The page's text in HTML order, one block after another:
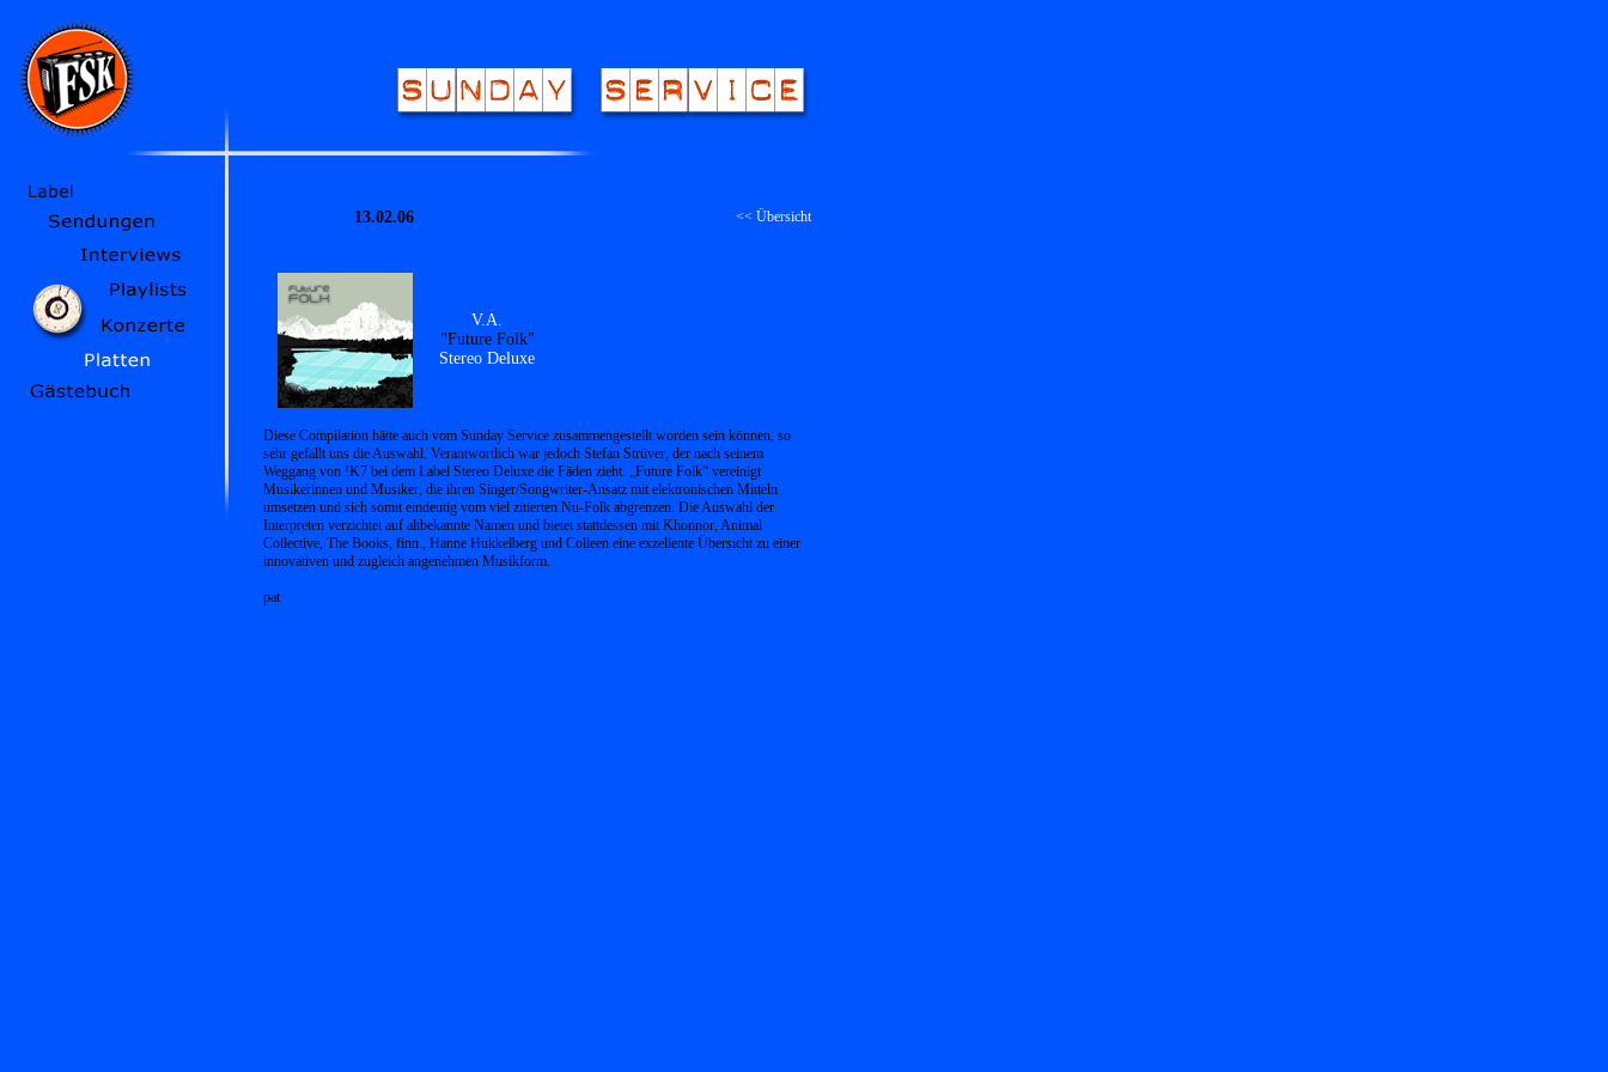
13.02.06 << Übersicht
V.A.
"Future Folk"
Stereo Deluxe
Diese Compilation hätte auch vom Sunday Service zusammengestellt worden sein können, so
sehr gefällt uns die Auswahl. Verantwortlich war jedoch Stefan Strüver, der nach seinem
Weggang von !K7 bei dem Label Stereo Deluxe die Fäden zieht. „Future Folk“ vereinigt
Musikerinnen und Musiker, die ihren Singer/Songwriter-Ansatz mit elektronischen Mitteln
umsetzen und sich somit eindeutig vom viel zitierten Nu-Folk abgrenzen. Die Auswahl der
Interpreten verzichtet auf altbekannte Namen und bietet stattdessen mit Khonnor, Animal
Collective, The Books, finn., Hanne Hukkelberg und Colleen eine exzellente Übersicht zu einer
innovativen und zugleich angenehmen Musikform.
pat